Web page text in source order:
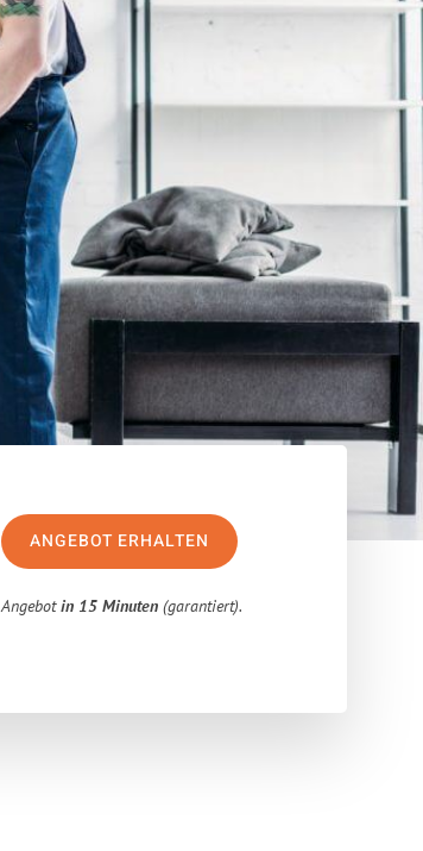
ANGEBOT ERHALTEN
Angebotin 15 Minuten (garantiert).